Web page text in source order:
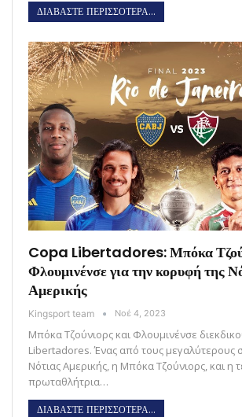
ΔΙΑΒΑΣΤΕ ΠΕΡΙΣΣΟΤΕΡΑ...
Copa Libertadores: Μπόκα
Φλουμινένσε για την κορυφή της
Αμερικής
Kingsport team Νοέ 4, 2023
Μπόκα Τζούνιορς και Φλουμινένσε
Libertadores. Ένας από τους μεγαλύτερους
Νότιας Αμερικής, η Μπόκα Τζούνιορς, και η
πρωταθλήτρια…
ΔΙΑΒΑΣΤΕ ΠΕΡΙΣΣΟΤΕΡΑ...